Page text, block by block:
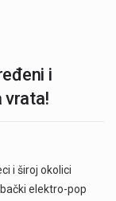
i
vrata!
i široj okolici
elektro-pop